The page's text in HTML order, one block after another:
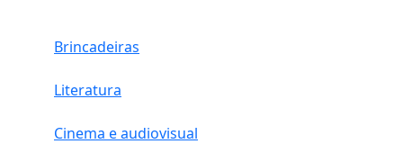
Brincadeiras
Literatura
Cinema e audiovisual